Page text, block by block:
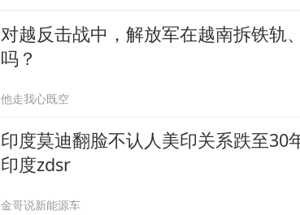
对越反击战中，解放军在越南拆铁轨
吗？
他走我心既空
印度莫迪翻脸不认人美印关系跌至30
印度zdsr
金哥说新能源车